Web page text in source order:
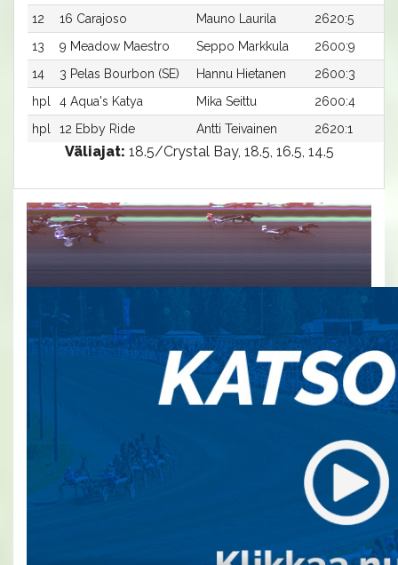
12
16 Carajoso Mauno Laurila
2620:5
13
9 Meadow Maestro Seppo Markkula
2600:9
14
3 Pelas Bourbon (SE) Hannu Hietanen
2600:3
hpl
4 Aqua's Katya Mika Seittu
2600:4
hpl
12 Ebby Ride Antti Teivainen 2620:1
Väliajat: 18.5/Crystal Bay, 18.5, 16.5, 14.5